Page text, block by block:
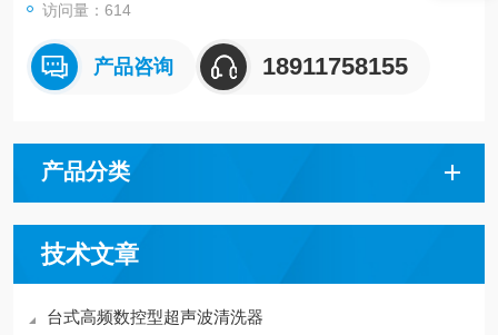
5.在室温或适当加温即可进行清洗。
访问量：614
产品咨询 18911758155
产品分类
技术文章
台式高频数控型超声波清洗器